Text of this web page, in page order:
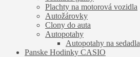
Plachty na motorová vozidla
Autožárovky
Clony do auta
Autopotahy
Autopotahy na sedadla
Panske Hodinky CASIO